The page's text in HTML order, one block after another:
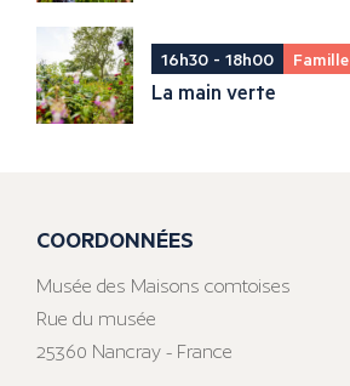
16h30 - 18h00 Famille
La main verte
COORDONNÉES
Musée des Maisons comtoises
Rue du musée
25360 Nancray - France